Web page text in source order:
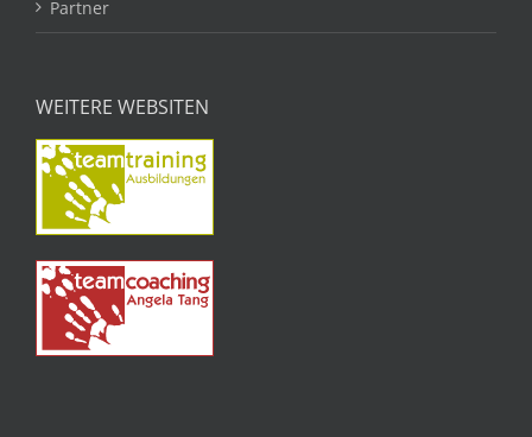
Partner
WEITERE WEBSITEN